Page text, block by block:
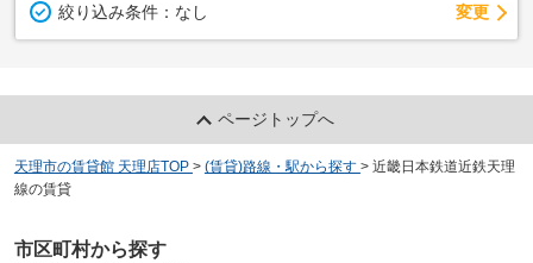
絞り込み条件： なし 変更
ページトップへ
天理市の賃貸館 天理店TOP > (賃貸)路線・駅から探す > 近畿日本鉄道近鉄天理
線の賃貸
市区町村から探す